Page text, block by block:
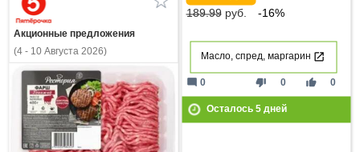
189.99руб. -16%
Масло, спред, маргарин
thumb_down 0 thumb_up 0
mode_comment 0
Осталось 5дней
Акционные предложения
(4 - 10 Августа 2026)